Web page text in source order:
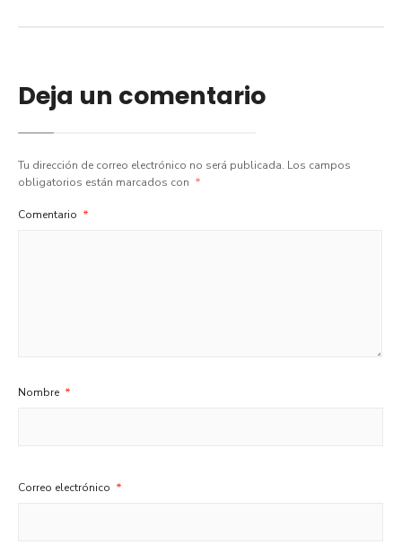
Deja un comentario
Tu dirección de correo electrónico no será publicada. Los campos
obligatorios están marcados con *
Comentario *
Nombre *
Correo electrónico *